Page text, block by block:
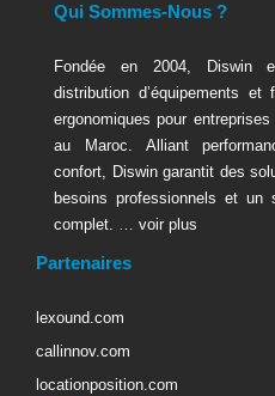
Qui Sommes-Nous ?
Fondée en 2004, Diswin
distribution d’équipements et
ergonomiques pour
au Maroc. Alliant
confort, Diswin garantit des
besoins professionnels et un
complet. … voir plus
Partenaires
lexound.com
callinnov.com
locationposition.com